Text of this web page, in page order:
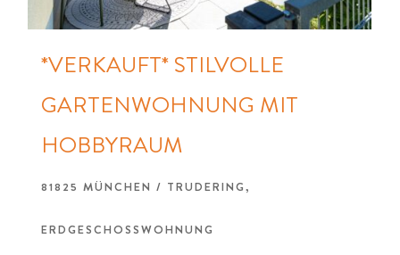
*VERKAUFT* STILVOLLE
GARTENWOHNUNG MIT
HOBBYRAUM
81825 MÜNCHEN / TRUDERING,
ERDGESCHOSSWOHNUNG